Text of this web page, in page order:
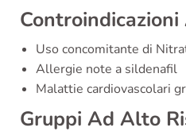
Uso concomitante di
Allergie note a sildenafil
Malattie cardiovascolari
Gruppi Ad Alto